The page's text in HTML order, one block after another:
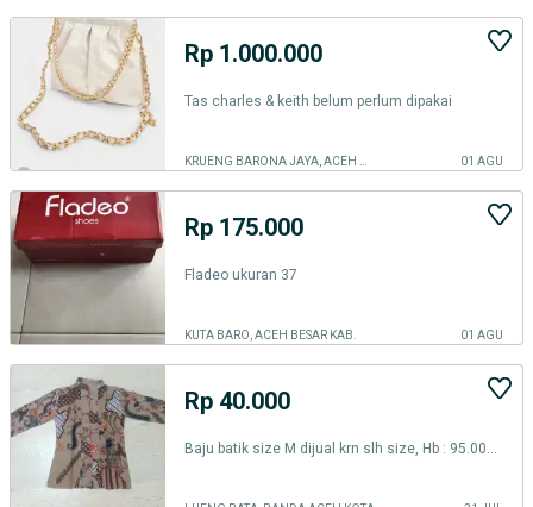
Rp 1.000.000
Tas charles & keith belum perlum dipakai
01 AGU
Rp 175.000
Fladeo ukuran 37
KUTA BARO, ACEH BESAR KAB. 01 AGU
Rp 40.000